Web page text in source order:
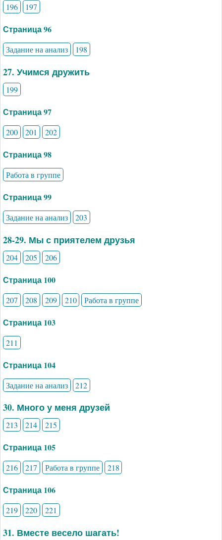
196 197
Страница 96
Задание на анализ 198
27. Учимся дружить
199
Страница 97
200 201 202
Страница 98
Работа в группе
Страница 99
Задание на анализ 203
28-29. Мы с приятелем друзья
204 205 206
Страница 100
207 208 209 210 Работа в группе
Страница 103
211
Страница 104
Задание на анализ 212
30. Много у меня друзей
213 214 215
Страница 105
216 217 Работа в группе 218
Страница 106
219 220 221
31. Вместе весело шагать!